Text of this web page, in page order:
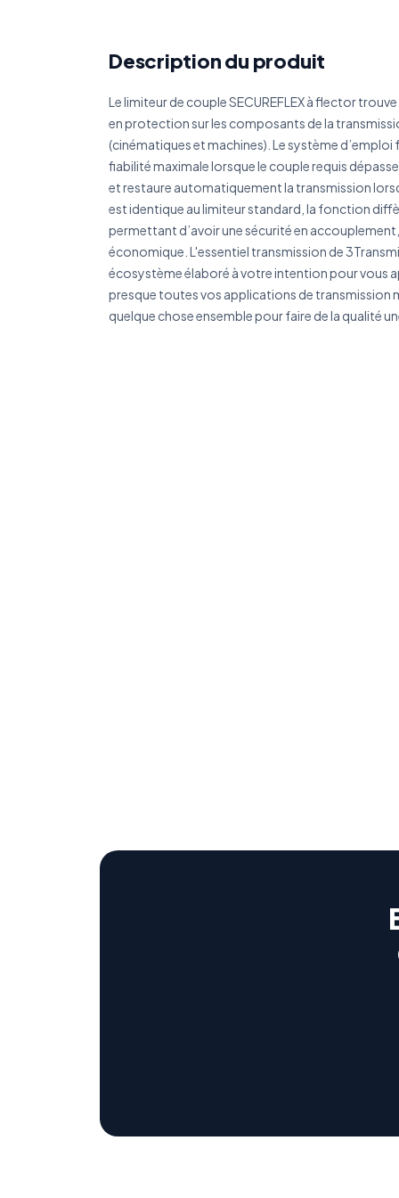
Description du produit
Le limiteur de couple SECUREFLEX à flector
en protection sur les composants de la
(cinématiques et machines). Le système
fiabilité maximale lorsque le couple requis
et restaure automatiquement la transmission
est identique au limiteur standard, la fonction
permettant d’avoir une sécurité en
économique. L'essentiel transmission de
écosystème élaboré à votre intention pour vous
presque toutes vos applications de transmission
quelque chose ensemble pour faire de la qualité